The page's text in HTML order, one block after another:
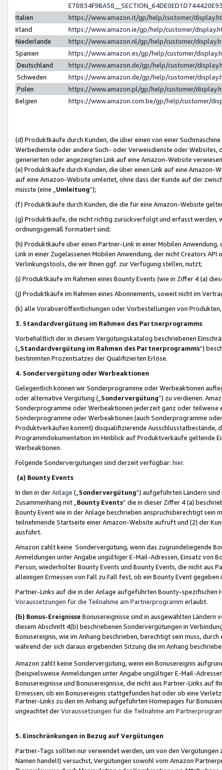
Italien
https://www.amazon.it/gp/help/customer/
Irland
https://www.amazon.ie/gp/help/customer/
Niederlande
https://www.amazon.nl/gp/help/customer/
Spanien
https://www.amazon.es/gp/help/customer/
Deutschland
https://www.amazon.de/gp/help/customer/
Schweden
https://www.amazon.de/gp/help/customer/
Polen
https://www.amazon.pl/gp/help/customer/
Belgien
https://www.amazon.com.be/gp/help/customer/
(d) Produktkäufe durch Kunden, die über einen von einer
Werbedienste oder andere Such- oder Verweisdienste oder Websites,
generierten oder angezeigten Link auf eine Amazon-Website
(e) Produktkäufe durch Kunden, die über einen Link auf eine
auf eine Amazon-Website umleitet, ohne dass der Kunde auf der
müsste (eine „ Umleitung“);
(f) Produktkäufe durch Kunden, die die für eine Amazon-Website
(g) Produktkäufe, die nicht richtig zurückverfolgt und erfasst werden,
ordnungsgemäß formatiert sind;
(h) Produktkäufe über einen Partner-Link in einer Mobilen
Link in einer Zugelassenen Mobilen Anwendung, der nicht Creators
Verlinkungstools, die wir Ihnen ggf. zur Verfügung stellen, nutzt;
(i) Produktkäufe im Rahmen eines Bounty Events (wie in Ziffer 4 (a)
(j) Produktkäufe im Rahmen eines Abonnements, soweit nicht im
(k) alle Vorabveröffentlichungen oder Vorbestellungen von
3. Standardvergütung im Rahmen des Partnerprogramms
Vorbehaltlich der in diesem Vergütungskatalog beschriebenen
(„ Standardvergütung im Rahmen des Partnerprogramms“)
bestimmten Prozentsatzes der Qualifizierten Erlöse.
4. Sondervergütung oder Werbeaktionen
Gelegentlich können wir Sonderprogramme oder Werbeaktionen
oder alternative Vergütung („ Sondervergütung”) zu verdienen.
Sonderprogramme oder Werbeaktionen jederzeit ganz oder
Sonderprogramme oder Werbeaktionen (auch Sonderprogramme
Produktverkäufen kommt) disqualifizierende Ausschlusstatbestände,
Programmdokumentation im Hinblick auf Produktverkäufe geltende
Werbeaktionen.
Folgende Sondervergütungen sind derzeit verfügbar: hier.
(a) Bounty Events
In den in derAnlage („ Sondervergütung“) aufgeführten Ländern
Zusammenhang mit „ Bounty Events“ die in dieser Ziffer 4 (a)
Bounty Event wie in der Anlage beschrieben anspruchsberechtigt sein
teilnehmende Startseite einer Amazon-Website aufruft und (2) der
ausführt.
Amazon zahlt keine Sondervergütung, wenn das zugrundeliegende
Anmeldungen unter Angabe ungültiger E-Mail-Adressen, Einsatz von
Person, wiederholter Bounty Events und Bounty Events, die nicht
alleinigen Ermessen von Fall zu Fall fest, ob ein Bounty Event
Partner-Links auf die in der Anlage aufgeführten Bounty-spezifischen
Voraussetzungen für die Teilnahme am Partnerprogramm erlaubt.
(b) Bonus-Ereignisse Bonusereignisse sind in ausgewählten Ländern
diesem Abschnitt 4(b) beschriebenen Sondervergütungen in
Bonusereignis, wie im Anhang beschrieben, berechtigt sein muss,
während der sich daraus ergebenden Sitzung die im Anhang
Amazon zahlt keine Sondervergütung, wenn ein Bonusereignis
(beispielsweise Anmeldungen unter Angabe ungültiger E-Mail-
Bonusereignisse und Bonusereignisse, die nicht aus Partner-Links auf
Ermessen, ob ein Bonusereignis stattgefunden hat oder ob eine
Partner-Links zu den im Anhang aufgeführten Homepages für
ungeachtet derVoraussetzungen für die Teilnahme am
5. Einschränkungen in Bezug auf Vergütungen
Partner-Tags sollten nur verwendet werden, um von den
Namen handelt) versuchst, Vergütungen sowohl vom Amazon